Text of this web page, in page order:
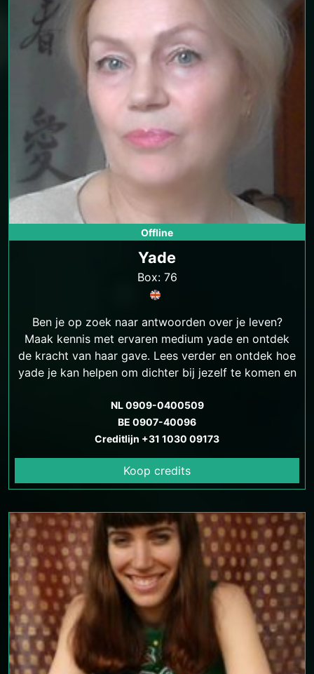
Offline
Yade
Box: 76
Ben je op zoek naar antwoorden over je leven?
Maak kennis met ervaren medium yade en ontdek
de kracht van haar gave. Lees verder en ontdek hoe
yade je kan helpen om dichter bij jezelf te komen en
NL 0909-0400509
BE 0907-40096
Creditlijn +31 1030 09173
Koop credits